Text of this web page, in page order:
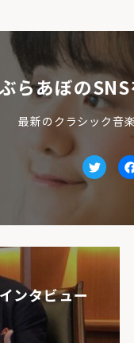
らあぼの
最新のクラシック音
ンタビュー